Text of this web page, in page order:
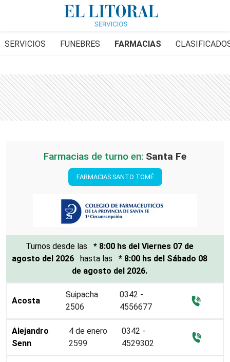
SERVICIOS FUNEBRES FARMACIAS
Farmacias de turno en: Santa Fe
FARMACIAS SANTO TOMÉ
Turnos desde las * 8:00 hs del Viernes 07 de
agosto del 2026
hasta las * 8:00 hs del Sábado 08
de agosto del 2026.
Acosta
Suipacha
2506
0342 -
4556677
Alejandro
Senn
4 de enero
2599
0342 -
4529302